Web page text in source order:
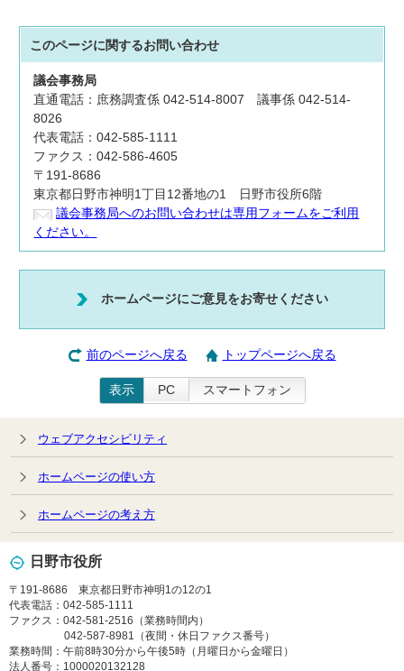
このページに関するお問い合わせ
議会事務局
直通電話：庶務調査係 042-514-8007 議事係 042-514-
8026
代表電話：042-585-1111
ファクス：042-586-4605
〒191-8686
東京都日野市神明1丁目12番地の1 日野市役所6階
議会事務局へのお問い合わせは専用フォームをご利用
ください。
ホームページにご意見をお寄せください
前のページへ戻る トップページへ戻る
表示 PC スマートフォン
ウェブアクセシビリティ
ホームページの使い方
ホームページの考え方
日野市役所
〒191-8686 東京都日野市神明1の12の1
代表電話：042-585-1111
ファクス：042-581-2516（業務時間内）
042-587-8981（夜間・休日ファクス番号）
業務時間：午前8時30分から午後5時（月曜日から金曜日）
法人番号：1000020132128